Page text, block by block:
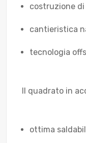
costruzione
cantieristica
tecnologia
Il quadrato in
ottima